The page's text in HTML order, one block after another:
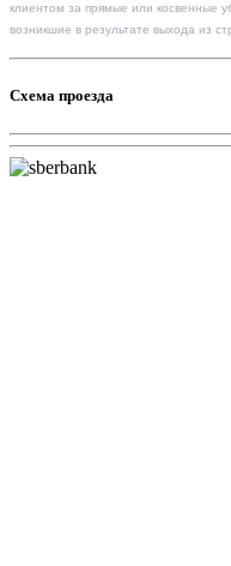
клиентом за прямые или косвенные
возникшие в результате выхода из
Схема проезда